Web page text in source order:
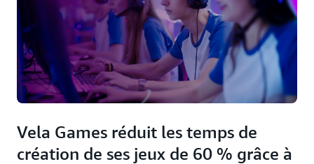
Vela Games réduit les temps de
création de ses jeux de 60 % grâce à